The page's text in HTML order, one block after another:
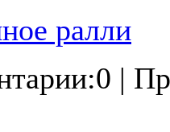
ралли
|